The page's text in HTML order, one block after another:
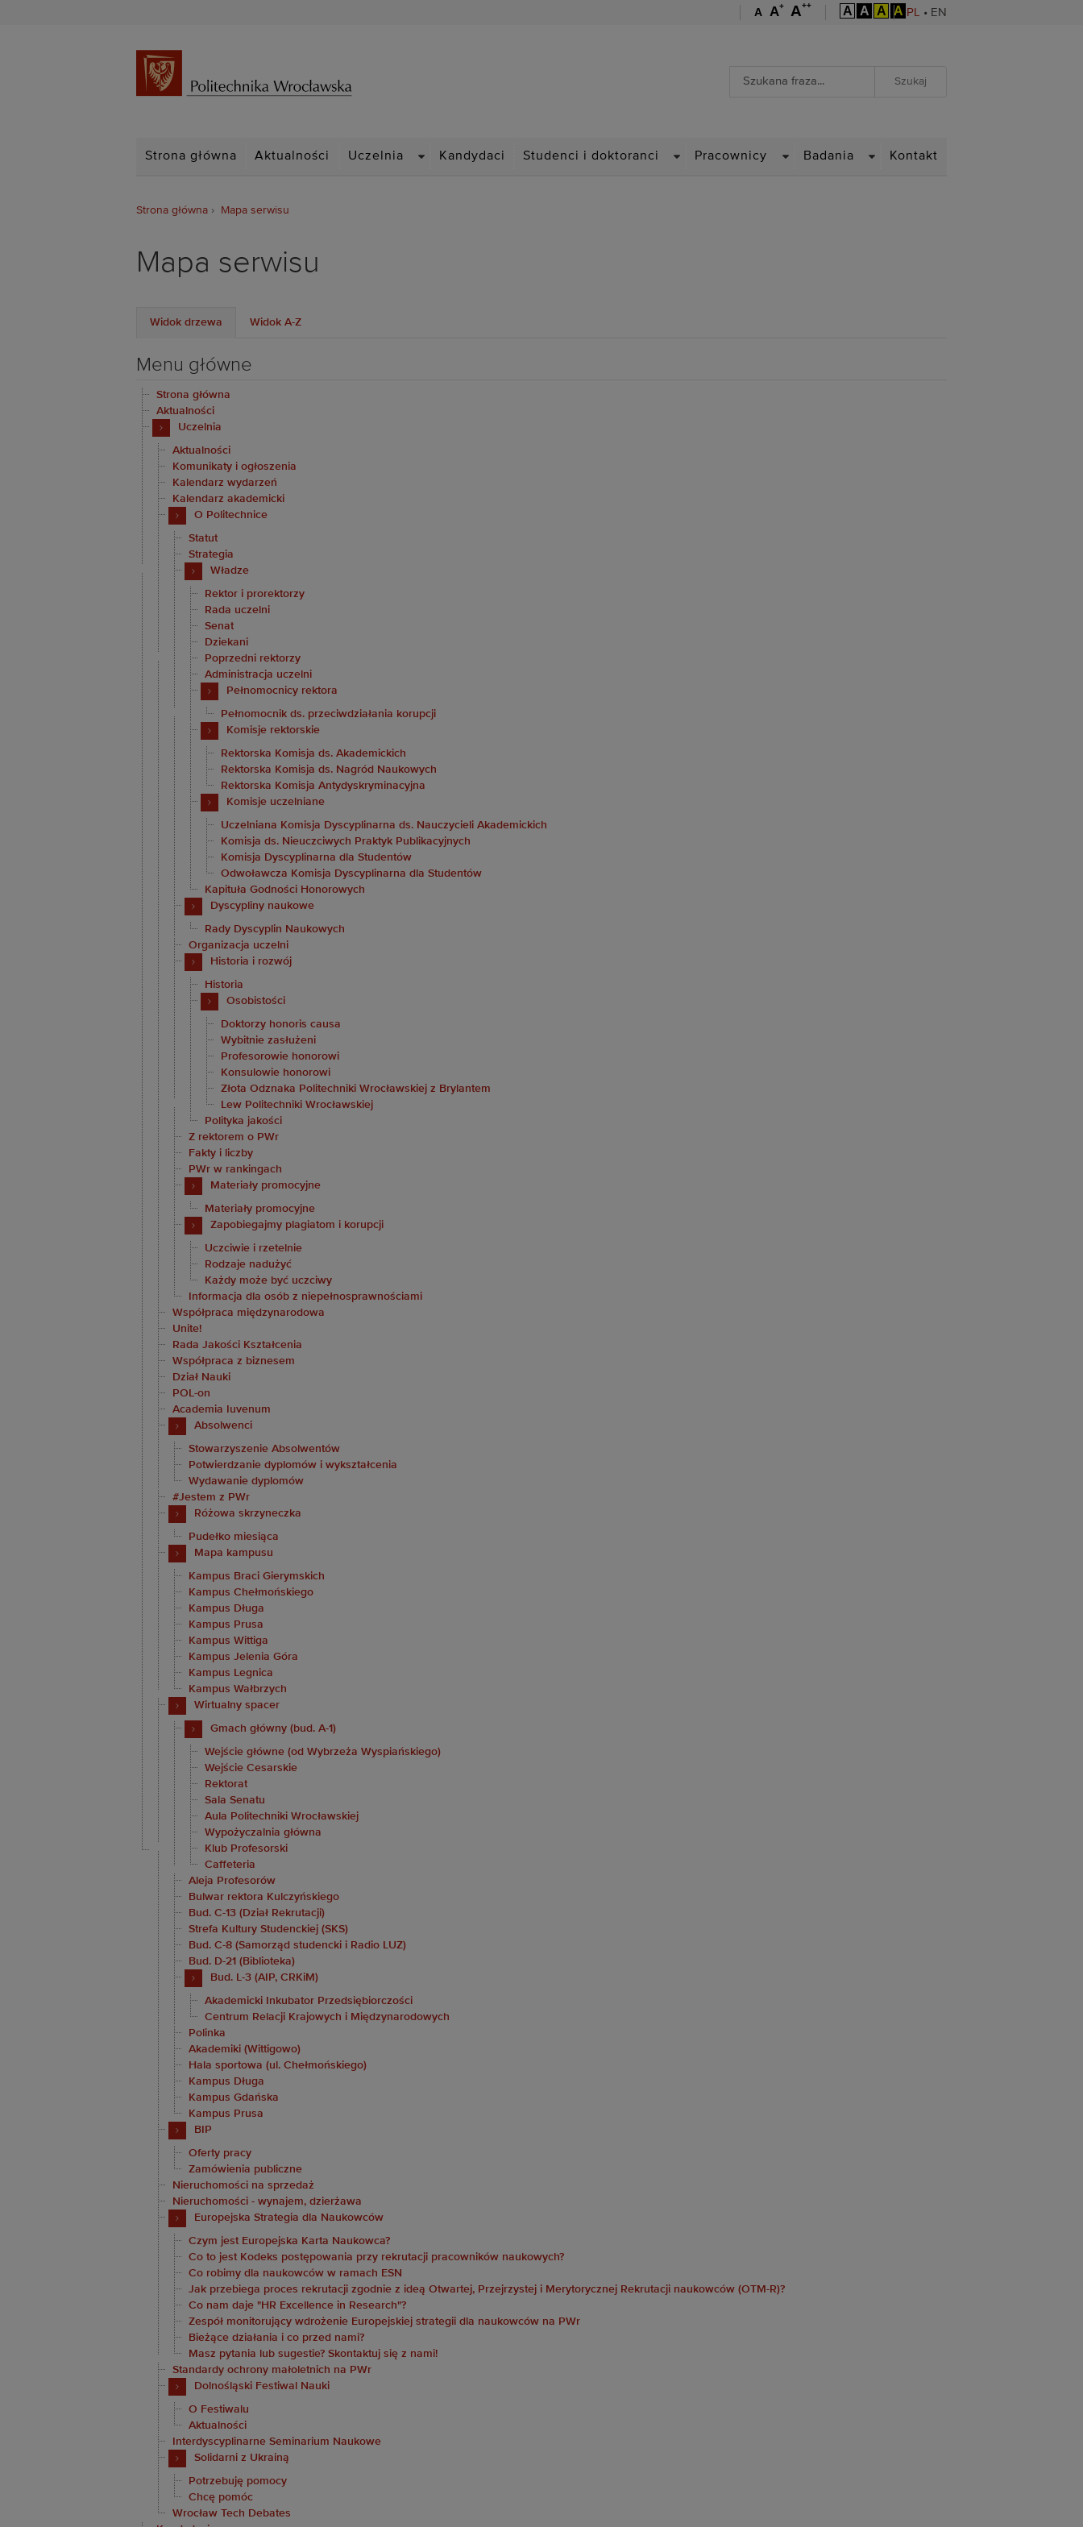
A A+ A++ A A A A PL • EN
Wyszukiwarka
Strona główna Aktualności Uczelnia Kandydaci Studenci i doktoranci Pracownicy Badania Kontakt
Strona główna Mapa serwisu
Mapa serwisu
Widok drzewa Widok A-Z
Menu główne
Strona główna
Aktualności
Uczelnia
Aktualności
Komunikaty i ogłoszenia
Kalendarz wydarzeń
Kalendarz akademicki
O Politechnice
Statut
Strategia
Władze
Rektor i prorektorzy
Rada uczelni
Senat
Dziekani
Poprzedni rektorzy
Administracja uczelni
Pełnomocnicy rektora
Pełnomocnik ds. przeciwdziałania korupcji
Komisje rektorskie
Rektorska Komisja ds. Akademickich
Rektorska Komisja ds. Nagród Naukowych
Rektorska Komisja Antydyskryminacyjna
Komisje uczelniane
Uczelniana Komisja Dyscyplinarna ds. Nauczycieli Akademickich
Komisja ds. Nieuczciwych Praktyk Publikacyjnych
Komisja Dyscyplinarna dla Studentów
Odwoławcza Komisja Dyscyplinarna dla Studentów
Kapituła Godności Honorowych
Dyscypliny naukowe
Rady Dyscyplin Naukowych
Organizacja uczelni
Historia i rozwój
Historia
Osobistości
Doktorzy honoris causa
Wybitnie zasłużeni
Profesorowie honorowi
Konsulowie honorowi
Złota Odznaka Politechniki Wrocławskiej z Brylantem
Lew Politechniki Wrocławskiej
Polityka jakości
Z rektorem o PWr
Fakty i liczby
PWr w rankingach
Materiały promocyjne
Materiały promocyjne
Zapobiegajmy plagiatom i korupcji
Uczciwie i rzetelnie
Rodzaje nadużyć
Każdy może być uczciwy
Informacja dla osób z niepełnosprawnościami
Współpraca międzynarodowa
Unite!
Rada Jakości Kształcenia
Współpraca z biznesem
Dział Nauki
POL-on
Academia Iuvenum
Absolwenci
Stowarzyszenie Absolwentów
Potwierdzanie dyplomów i wykształcenia
Wydawanie dyplomów
#Jestem z PWr
Różowa skrzyneczka
Pudełko miesiąca
Mapa kampusu
Kampus Braci Gierymskich
Kampus Chełmońskiego
Kampus Długa
Kampus Prusa
Kampus Wittiga
Kampus Jelenia Góra
Kampus Legnica
Kampus Wałbrzych
Wirtualny spacer
Gmach główny (bud. A-1)
Wejście główne (od Wybrzeża Wyspiańskiego)
Wejście Cesarskie
Rektorat
Sala Senatu
Aula Politechniki Wrocławskiej
Wypożyczalnia główna
Klub Profesorski
Caffeteria
Aleja Profesorów
Bulwar rektora Kulczyńskiego
Bud. C-13 (Dział Rekrutacji)
Strefa Kultury Studenckiej (SKS)
Bud. C-8 (Samorząd studencki i Radio LUZ)
Bud. D-21 (Biblioteka)
Bud. L-3 (AIP, CRKiM)
Akademicki Inkubator Przedsiębiorczości
Centrum Relacji Krajowych i Międzynarodowych
Polinka
Akademiki (Wittigowo)
Hala sportowa (ul. Chełmońskiego)
Kampus Długa
Kampus Gdańska
Kampus Prusa
BIP
Oferty pracy
Zamówienia publiczne
Nieruchomości na sprzedaż
Nieruchomości - wynajem, dzierżawa
Europejska Strategia dla Naukowców
Czym jest Europejska Karta Naukowca?
Co to jest Kodeks postępowania przy rekrutacji pracowników naukowych?
Co robimy dla naukowców w ramach ESN
Jak przebiega proces rekrutacji zgodnie z ideą Otwartej, Przejrzystej i Merytorycznej Rekrutacji naukowców (OTM-R)?
Co nam daje "HR Excellence in Research"?
Zespół monitorujący wdrożenie Europejskiej strategii dla naukowców na PWr
Bieżące działania i co przed nami?
Masz pytania lub sugestie? Skontaktuj się z nami!
Standardy ochrony małoletnich na PWr
Dolnośląski Festiwal Nauki
O Festiwalu
Aktualności
Interdyscyplinarne Seminarium Naukowe
Solidarni z Ukrainą
Potrzebuję pomocy
Chcę pomóc
Wrocław Tech Debates